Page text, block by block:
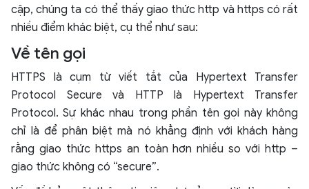
cập, chúng ta có thể thấy giao thức http và https có rất
nhiều điểm khác biệt, cụ thể như sau:
Về tên gọi
HTTPS là cụm từ viết tắt của Hypertext Transfer
Protocol Secure và HTTP là Hypertext Transfer
Protocol. Sự khác nhau trong phần tên gọi này không
chỉ là để phân biệt mà nó khẳng định với khách hàng
rằng giao thức https an toàn hơn nhiều so với http –
giao thức không có “secure”.